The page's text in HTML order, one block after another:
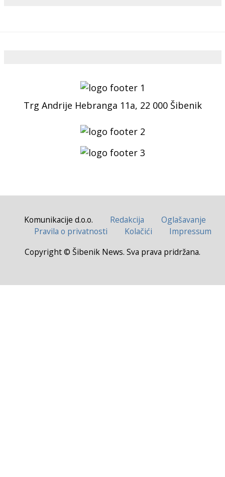
Trg Andrije Hebranga 11a, 22 000 Šibenik
Komunikacije d.o.o. Redakcija
Oglašavanje
Pravila o privatnosti
Kolačići
Impressum
Copyright © Šibenik News. Sva prava pridržana.